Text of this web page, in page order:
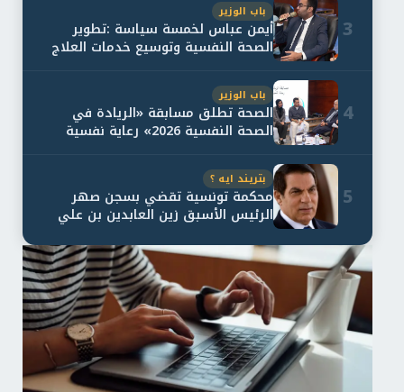
3
باب الوزير
أيمن عباس لخمسة سياسة :تطوير
الصحة النفسية وتوسيع خدمات العلاج
4
باب الوزير
الصحة تطلق مسابقة «الريادة في
الصحة النفسية 2026» رعاية نفسية
5
بتريند ايه ؟
محكمة تونسية تقضي بسجن صهر
الرئيس الأسبق زين العابدين بن علي